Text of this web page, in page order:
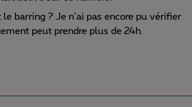
barring ? Je n’ai pas encore pu vérifier
peut prendre plus de 24h.